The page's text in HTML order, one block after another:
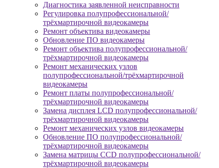
Диагностика заявленной неисправности
Регулировка полупрофессиональной/
трёхмартирочной видеокамеры
Ремонт объектива видеокамеры
Обновление ПО видеокамеры
Ремонт объектива полупрофессиональной/
трёхмартирочной видеокамеры
Ремонт механических узлов
полупрофессиональной/трёхмартирочной
видеокамеры
Ремонт платы полупрофессиональной/
трёхмартирочной видеокамеры
Замена дисплея LCD полупрофессиональной/
трёхмартирочной видеокамеры
Ремонт механических узлов видеокамеры
Обновление ПО полупрофессиональной/
трёхмартирочной видеокамеры
Замена матрицы CCD полупрофессиональной/
трёхмартирочной видеокамеры